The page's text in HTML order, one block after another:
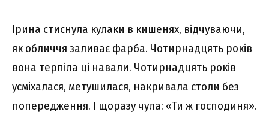
Ірина стиснула кулаки в кишенях, відчуваючи,
як обличчя заливає фарба. Чотирнадцять років
вона терпіла ці навали. Чотирнадцять років
усміхалася, метушилася, накривала столи без
попередження. І щоразу чула: «Ти ж господиня».